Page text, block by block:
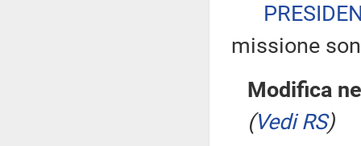
missione
Modifica
(Vedi RS)